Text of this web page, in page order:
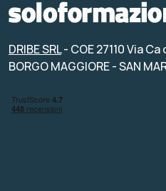
DRIBE SRL- COE 27110 Via Ca
BORGO MAGGIORE - SAN